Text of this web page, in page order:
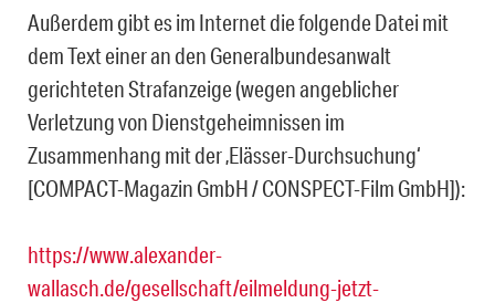
Außerdem gibt es im Internet die folgende Datei mit
dem Text einer an den Generalbundesanwalt
gerichteten Strafanzeige (wegen angeblicher
Verletzung von Dienstgeheimnissen im
Zusammenhang mit der ‚Elässer-Durchsuchung‘
[COMPACT-Magazin GmbH / CONSPECT-Film GmbH]):
https://www.alexander-
wallasch.de/gesellschaft/eilmeldung-jetzt-